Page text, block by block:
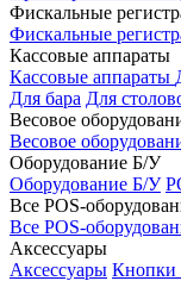
Фискальные
Фискальные
Кассовые аппараты
Кассовые аппараты
Для бара Для
Весовое
Весовое
Оборудование Б/У
Оборудование Б/У
Все POS-
Все POS-
Аксессуары
Аксессуары Кнопки